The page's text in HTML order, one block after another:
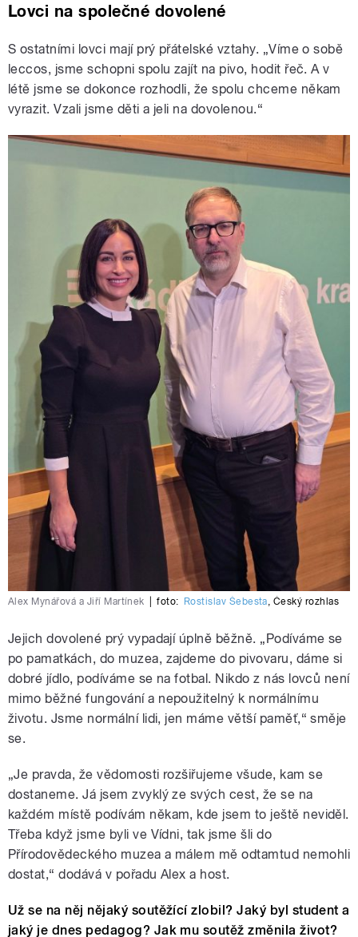
Lovci na společné dovolené
S ostatními lovci mají prý přátelské vztahy. „Víme o sobě
leccos, jsme schopni spolu zajít na pivo, hodit řeč. A v
létě jsme se dokonce rozhodli, že spolu chceme někam
vyrazit. Vzali jsme děti a jeli na dovolenou.“
Alex Mynářová a Jiří Martínek foto: Rostislav Šebesta Český rozhlas
Jejich dovolené prý vypadají úplně běžně. „Podíváme se
po pamatkách, do muzea, zajdeme do pivovaru, dáme si
dobré jídlo, podíváme se na fotbal. Nikdo z nás lovců není
mimo běžné fungování a nepoužitelný k normálnímu
životu. Jsme normální lidi, jen máme větší paměť,“ směje
se.
„Je pravda, že vědomosti rozšiřujeme všude, kam se
dostaneme. Já jsem zvyklý ze svých cest, že se na
každém místě podívám někam, kde jsem to ještě neviděl.
Třeba když jsme byli ve Vídni, tak jsme šli do
Přírodovědeckého muzea a málem mě odtamtud nemohli
dostat,“ dodává v pořadu Alex a host.
Už se na něj nějaký soutěžící zlobil? Jaký byl student a
jaký je dnes pedagog? Jak mu soutěž změnila život?